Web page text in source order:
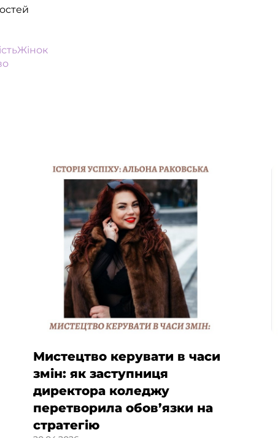
Мистецтво керувати в часи
змін: як заступниця
директора коледжу
перетворила обов’язки на
стратегію